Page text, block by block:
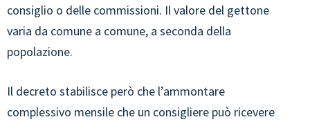
consiglio o delle commissioni. Il valore del gettone
varia da comune a comune, a seconda della
popolazione.
Il decreto stabilisce però che l’ammontare
complessivo mensile che un consigliere può ricevere